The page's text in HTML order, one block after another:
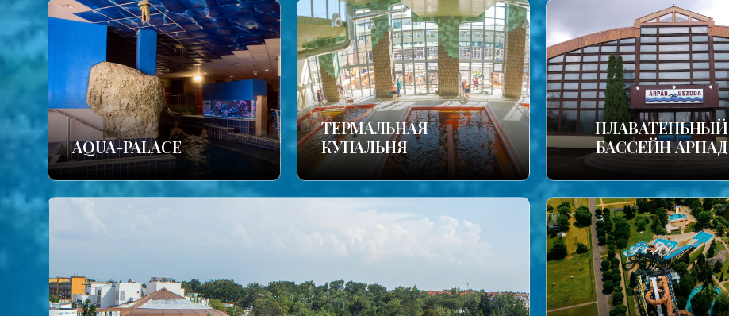
AQUA-PALACE
TЕРМАЛЬНАЯ
КУПАЛЬНЯ
ПЛАВАТЕПЬНЫЙ
БАССЕЙН АРПАД